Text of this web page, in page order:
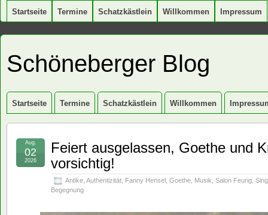
Startseite Termine Schatzkästlein Willkommen Impressum
Schöneberger Blog
Startseite Termine Schatzkästlein Willkommen
Feiert ausgelassen, Goethe und
vorsichtig!
Antike Authentizität Fanny Hensel Goethe Musik Salon Feurig
Begegnung
Aug.
02
2026